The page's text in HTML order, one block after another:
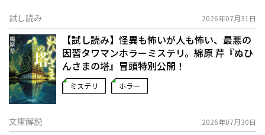
試し読み 2026年07月31日
【試し読み】怪異も怖いが人も怖い、最悪の
因習タワマンホラーミステリ。綿原 芹『ぬひ
んさまの塔』冒頭特別公開！
ミステリ ホラー
文庫解説 2026年07月30日